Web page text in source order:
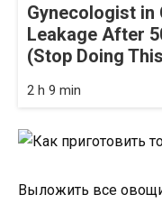
Gynecologist in
Leakage After
(Stop Doing
2 h 9 min
Выложить все